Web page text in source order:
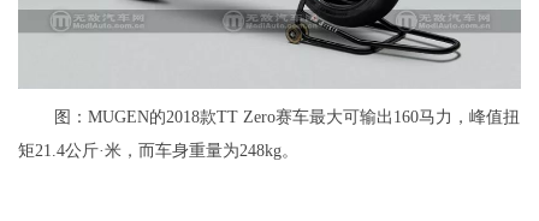
图：MUGEN的2018款TT Zero赛车最大可输出160马力，峰值扭
矩21.4公斤·米，而车身重量为248kg。